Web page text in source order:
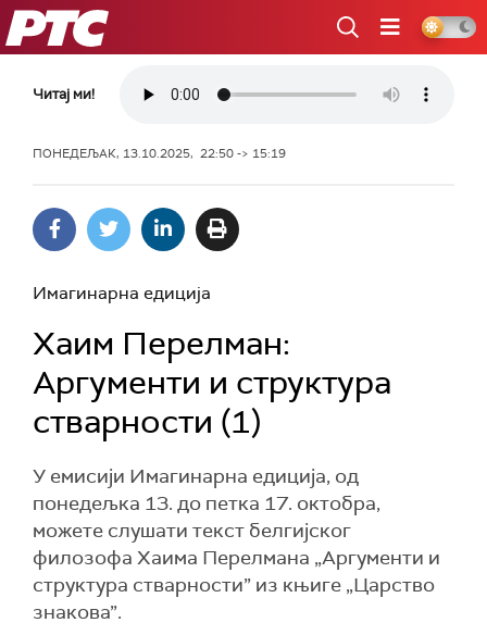
РТС
Читај ми!
ПОНЕДЕЉАК, 13.10.2025, 22:50 -> 15:19
Имагинарна едиција
Хаим Перелман:
Аргументи и структура
стварности (1)
У емисији Имагинарна едиција, од
понедељка 13. до петка 17. октобра,
можете слушати текст белгијског
филозофа Хаима Перелмана „Аргументи и
структура стварности” из књиге „Царство
знакова”.